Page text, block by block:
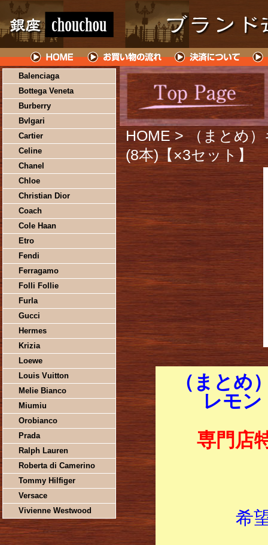
Balenciaga
Bottega Veneta
Burberry
Bvlgari
Cartier
Celine
Chanel
Chloe
Christian Dior
Coach
Cole Haan
Etro
Fendi
Ferragamo
Folli Follie
Furla
Gucci
Hermes
Krizia
Loewe
Louis Vuitton
Melie Bianco
Miumiu
Orobianco
Prada
Ralph Lauren
Roberta di Camerino
Tommy Hilfiger
Versace
Vivienne Westwood
HOME > （まとめ
(8本)【×3セット】
（まとめ
レモ
専門店
希